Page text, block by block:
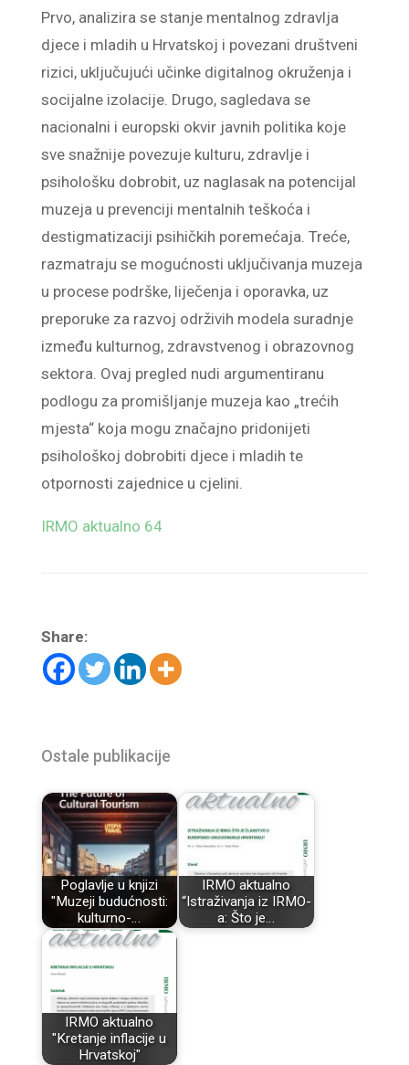
Prvo, analizira se stanje mentalnog zdravlja
djece i mladih u Hrvatskoj i povezani društveni
rizici, uključujući učinke digitalnog okruženja i
socijalne izolacije. Drugo, sagledava se
nacionalni i europski okvir javnih politika koje
sve snažnije povezuje kulturu, zdravlje i
psihološku dobrobit, uz naglasak na potencijal
muzeja u prevenciji mentalnih teškoća i
destigmatizaciji psihičkih poremećaja. Treće,
razmatraju se mogućnosti uključivanja muzeja
u procese podrške, liječenja i oporavka, uz
preporuke za razvoj održivih modela suradnje
između kulturnog, zdravstvenog i obrazovnog
sektora. Ovaj pregled nudi argumentiranu
podlogu za promišljanje muzeja kao „trećih
mjesta“ koja mogu značajno pridonijeti
psihološkoj dobrobiti djece i mladih te
otpornosti zajednice u cjelini.
IRMO aktualno 64
Share:
Ostale publikacije
Poglavlje u knjizi
"Muzeji budućnosti:
kulturno-…
IRMO aktualno
“Istraživanja iz IRMO-
a: Što je…
IRMO aktualno
"Kretanje inflacije u
Hrvatskoj"